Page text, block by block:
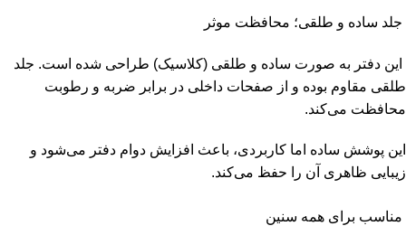
جلد ساده و طلقی؛ محافظت موثر
این دفتر به صورت ساده و طلقی (کلاسیک) طراحی شده است. جلد
طلقی مقاوم بوده و از صفحات داخلی در برابر ضربه و رطوبت
محافظت می‌کند.
این پوشش ساده اما کاربردی، باعث افزایش دوام دفتر می‌شود و
زیبایی ظاهری آن را حفظ می‌کند.
مناسب برای همه سنین